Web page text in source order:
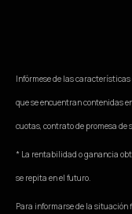
Infórmese de las características
que se encuentran contenidas
cuotas, contrato de promesa
* La rentabilidad o ganancia
se repita en el futuro.
Para informarse de la situación